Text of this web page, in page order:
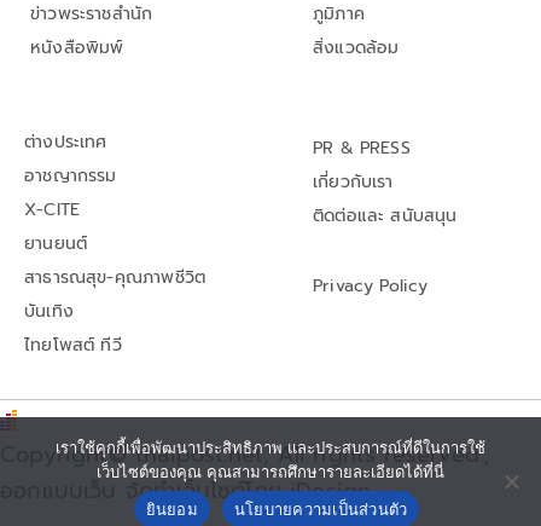
ข่าวพระราชสำนัก
หนังสือพิมพ์
ภูมิภาค
สิ่งแวดล้อม
ต่างประเทศ
อาชญากรรม
X-CITE
ยานยนต์
สาธารณสุข-คุณภาพชีวิต
บันเทิง
ไทยโพสต์ ทีวี
PR & PRESS
เกี่ยวกับเรา
ติดต่อและ สนับสนุน
Privacy Policy
Copyright© thaipost.net, All rights reserved.,
ออกแบบเว็บ จัดทำเว็บไซต์โดย iDesign
เราใช้คุกกี้เพื่อพัฒนาประสิทธิภาพ และประสบการณ์ที่ดีในการใช้
เว็บไซต์ของคุณ คุณสามารถศึกษารายละเอียดได้ที่นี่
ยินยอม
นโยบายความเป็นส่วนตัว